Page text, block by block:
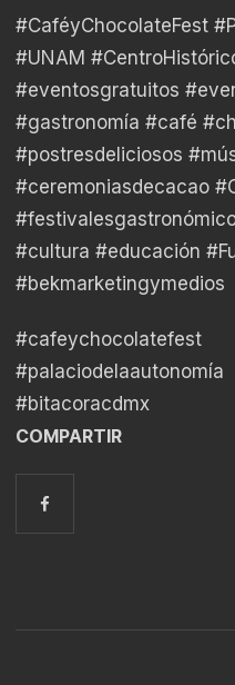
#CaféyChocolateFest
#UNAM
#eventosgratuitos
#gastronomía #café
#postresdeliciosos
#ceremoniasdecacao
#cultura #educación
#bekmarketingymedios
#cafeychocolatefest
#palaciodelaautonomía
#bitacoracdmx
COMPARTIR